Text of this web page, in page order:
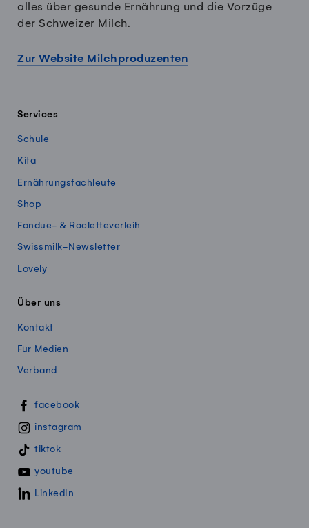
alles über gesunde Ernährung und die Vorzüge
der Schweizer Milch.
Zur Website Milchproduzenten
Services
Schule
Kita
Ernährungsfachleute
Shop
Fondue- & Racletteverleih
Swissmilk-Newsletter
Lovely
Über uns
Kontakt
Für Medien
Verband
Swissmillk auf Social Media
facebook
instagram
tiktok
youtube
LinkedIn